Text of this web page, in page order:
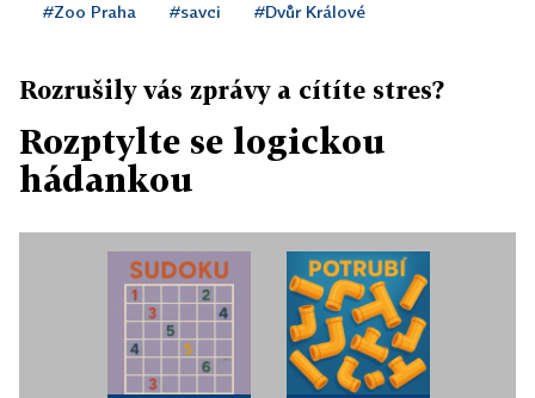
#Zoo Praha #savci #Dvůr Králové
Rozrušily vás zprávy a cítíte stres?
Rozptylte se logickou
hádankou